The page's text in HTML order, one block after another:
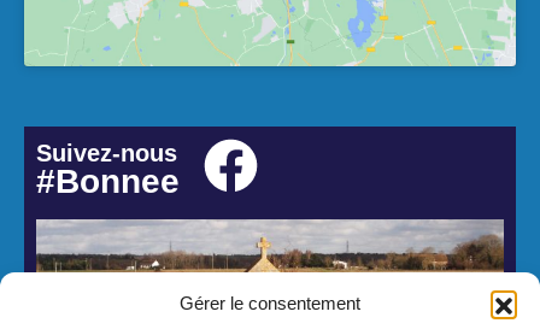
Gérer le consentement
Suivez-nous
#Bonnee